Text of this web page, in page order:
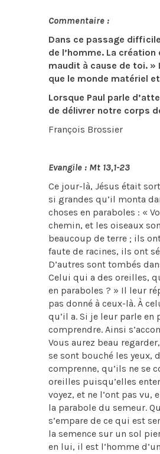
Commentaire :
Dans ce passage
de l’homme. La
maudit à cause de toi.
que le monde matériel
Lorsque Paul parle
de délivrer notre corps
François Brossier
Evangile : Mt 13,1-23
Ce jour-là, Jésus était
si grandes qu’il monta
choses en paraboles : «
chemin, et les oiseaux
beaucoup de terre ; ils
faute de racines, ils ont
D’autres sont tombés
Celui qui a des oreilles,
en paraboles ? » Il leur
pas donné à ceux-là. À
qu’il a. Si je leur parle en
comprendre. Ainsi
Vous aurez beau
se sont bouché les yeux,
comprenne, qu’ils ne se
oreilles puisqu’elles
voyez, et ne l’ont pas vu,
la parabole du semeur.
s’empare de ce qui est
la semence sur un sol
en lui, il est l’homme